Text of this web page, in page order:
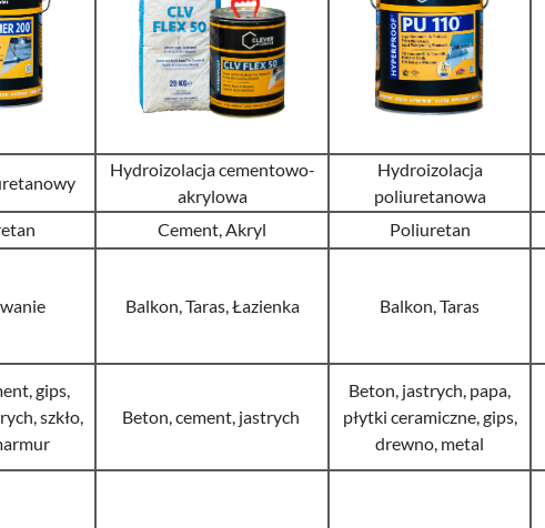
Hydroizolacja cementowo-
akrylowa
Hydroizolacja
poliuretanowa
Cement, Akryl Poliuretan
Balkon, Taras, Łazienka Balkon, Taras
gips,
szkło,
Beton, cement, jastrych
Beton, jastrych, papa,
płytki ceramiczne, gips,
drewno, metal